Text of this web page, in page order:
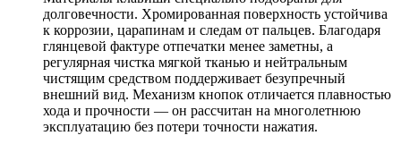
долговечности. Хромированная поверхность устойчива
к коррозии, царапинам и следам от пальцев. Благодаря
глянцевой фактуре отпечатки менее заметны, а
регулярная чистка мягкой тканью и нейтральным
чистящим средством поддерживает безупречный
внешний вид. Механизм кнопок отличается плавностью
хода и прочности — он рассчитан на многолетнюю
эксплуатацию без потери точности нажатия.